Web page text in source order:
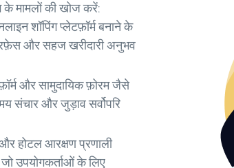
के मामलों की खोज करें:
शॉपिंग प्लेटफ़ॉर्म बनाने के
और सहज खरीदारी अनुभव
और सामुदायिक फ़ोरम जैसे
संचार और जुड़ाव सर्वोपरि
और होटल आरक्षण प्रणाली
उपयोगकर्ताओं के लिए